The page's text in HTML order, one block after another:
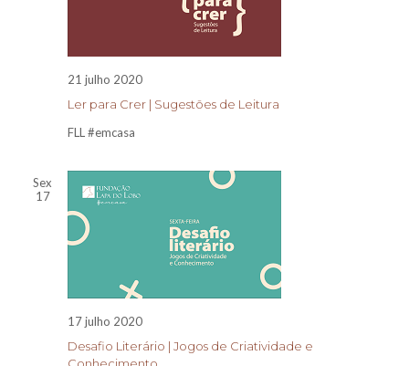
Ler para Crer | Sugestões de Leitura
21 julho 2020
FLL #emcasa
Sex
17
Desafio Literário | Jogos de Criatividade e
17 julho 2020